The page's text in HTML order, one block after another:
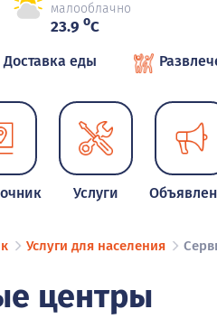
малооблачно
23.9 oC
Доставка еды
Услуги
Услуги для населения
центры